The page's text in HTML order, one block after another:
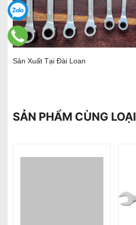
Sản Xuất Tại Đài Loan
SẢN PHẨM CÙNG LOẠI